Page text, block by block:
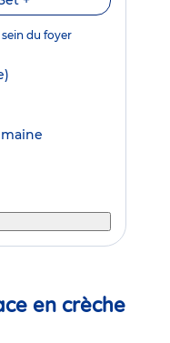
du foyer
en crèche